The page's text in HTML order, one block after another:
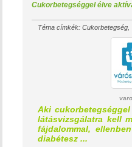
Cukorbetegséggel élve
Téma címkék: Cukorbetegség
Aki
látásvizsgálatra kell
fájdalommal,
diabétesz ...